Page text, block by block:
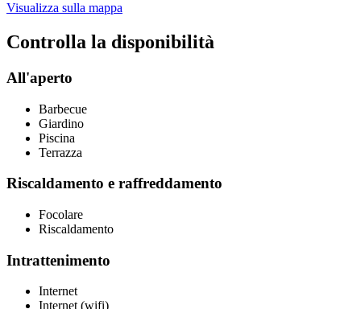
Visualizza sulla mappa
Controlla la disponibilità
All'aperto
Barbecue
Giardino
Piscina
Terrazza
Riscaldamento e raffreddamento
Focolare
Riscaldamento
Intrattenimento
Internet
Internet (wifi)